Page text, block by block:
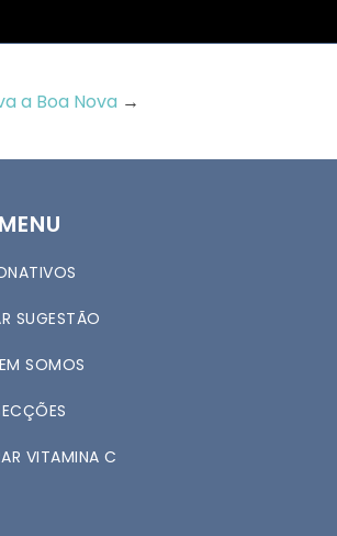
a Boa Nova →
MENU
SUGESTÃO
SOMOS
VITAMINA C